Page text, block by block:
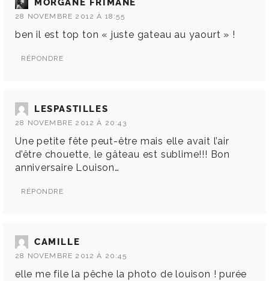
MORGANE FRIMANE
28 NOVEMBRE 2012 À 18:55
ben il est top ton « juste gateau au yaourt » !
RÉPONDRE
LESPASTILLES
28 NOVEMBRE 2012 À 20:43
Une petite fête peut-être mais elle avait l’air
d’être chouette, le gâteau est sublime!!! Bon
anniversaire Louison…
RÉPONDRE
CAMILLE
28 NOVEMBRE 2012 À 20:45
elle me file la pêche la photo de louison ! purée